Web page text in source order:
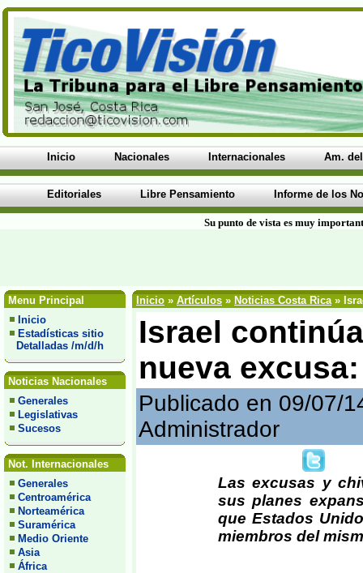
Inicio Nacionales Internacionales Am.
Editoriales Libre Pensamiento Informe de los
Su punto de vista es muy
Menu Principal
Inicio
Estadísticas sitio
Detalladas /m/d/h
Noticias Nacionales
Generales
Legislativas
Sucesos
Not. Internacionales
Generales
Centroamérica
Norteamérica
Suramérica
Medio Oriente
Asia
África
Inicio » Artículos » Noticias Costa Rica»
Israel
nueva
Publicado en 09/07/
Administrador
Las excusas y
sus planes
que Estados
miembros del